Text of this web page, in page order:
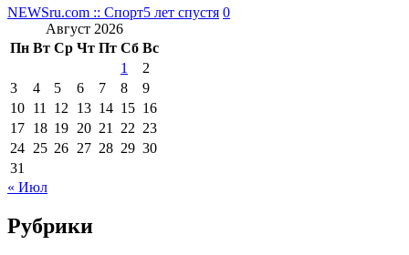
NEWSru.com :: Спорт5 лет спустя 0
Август 2026
Пн Вт Ср Чт Пт Сб Вс
1
2
3
4 5 6 7 8
9
10 11 12 13 14 15 16
17 18 19 20 21 22 23
24 25 26 27 28 29 30
31
« Июл
Рубрики